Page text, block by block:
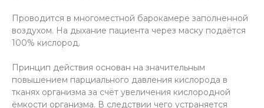
Проводится в многоместной барокамере заполненной
воздухом. На дыхание пациента через маску подаётся
100% кислород.
Принцип действия основан на значительным
повышением парциального давления кислорода в
тканях организма за счёт увеличения кислородной
ёмкости организма. В следствии чего устраняется